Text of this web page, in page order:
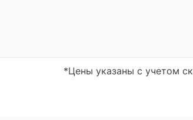
*Цены указаны с учетом